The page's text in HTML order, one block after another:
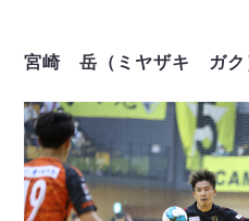
試合日程・結果
大会概要
アリーナ情報
チケット情報
過去の記録
ヴィンセドール白山
アグレミーナ浜松
デウソン神戸
ポルセイド浜田
ミラクルスマイル新居浜
担当審判員
選手の通算記録（Ｆ１
エスポラーダ北海道
バルドラール浦安
DIVISION 02
宮崎 岳（ミヤザキ ガク